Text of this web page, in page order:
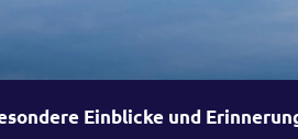
Einblicke und